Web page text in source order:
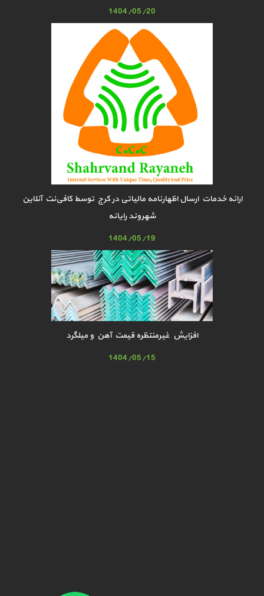
1404/05/20
ارائه خدمات ارسال اظهارنامه مالیاتی در کرج توسط کافی‌نت آنلاین
شهروند رایانه
1404/05/19
افزایش غیرمنتظره قیمت آهن و میلگرد
1404/05/15